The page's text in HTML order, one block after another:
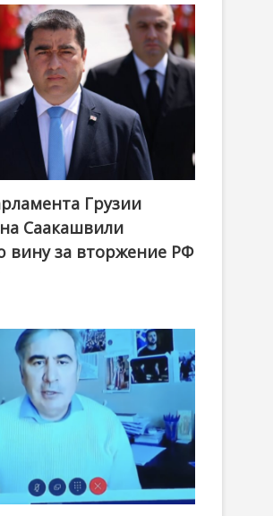
Грузии
Саакашвили
вину за вторжение РФ